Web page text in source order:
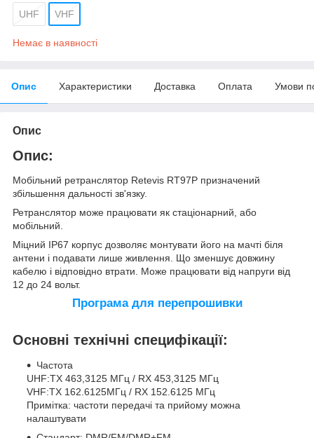
UHF VHF
Немає в наявності
Опис Характеристики Доставка Оплата Умови
Опис
Опис:
Мобільний ретранслятор Retevis RT97P призначений
збільшення дальності зв'язку.
Ретранслятор може працювати як стаціонарний, або
мобільний.
Міцний IP67 корпус дозволяє монтувати його на мачті біля
антени і подавати лише живлення. Що зменшує довжину
кабелю і відповідно втрати. Може працювати від напруги від
12 до 24 вольт.
Програма для перепрошивки
Основні технічні специфікації:
Частота
UHF:TX 463,3125 МГц / RX 453,3125 МГц
VHF:TX 162.6125МГц / RX 152.6125 МГц
Примітка: частоти передачі та прийому можна
налаштувати